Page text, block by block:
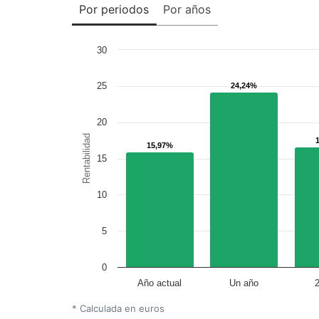
Por periodos Por años
Rentabilidad 15,97%
15,97%
24,24%
24,24%
Año actual Un año
0
5
10
15
20
25
30
* Calculada en euros